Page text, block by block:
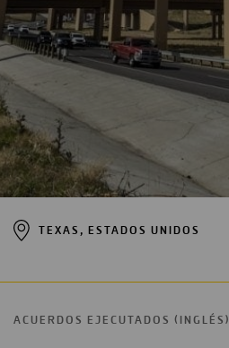
TEXAS, ESTADOS UNIDOS
ACUERDOS EJECUTADOS (INGLÉS)